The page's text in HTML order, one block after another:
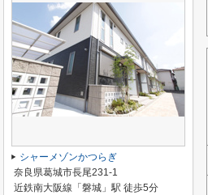
シャーメゾンかつらぎ
奈良県葛城市長尾231-1
近鉄南大阪線「磐城」駅 徒歩5分